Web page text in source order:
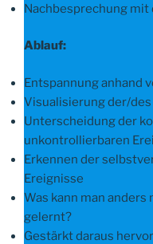
Nachbesprechung
Ablauf:
Entspannung anhand
Visualisierung der/
Unterscheidung der
unkontrollierbaren
Erkennen der
Ereignisse
Was kann man anders
gelernt?
Gestärkt daraus